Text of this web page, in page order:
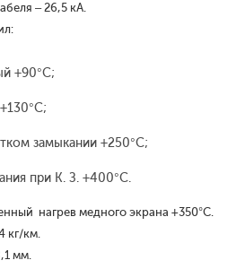
– 26,5 кА.
+90°С;
замыкании +250°С;
при К. З. +400°С.
нагрев медного экрана +350°С.
кг/км.
мм.